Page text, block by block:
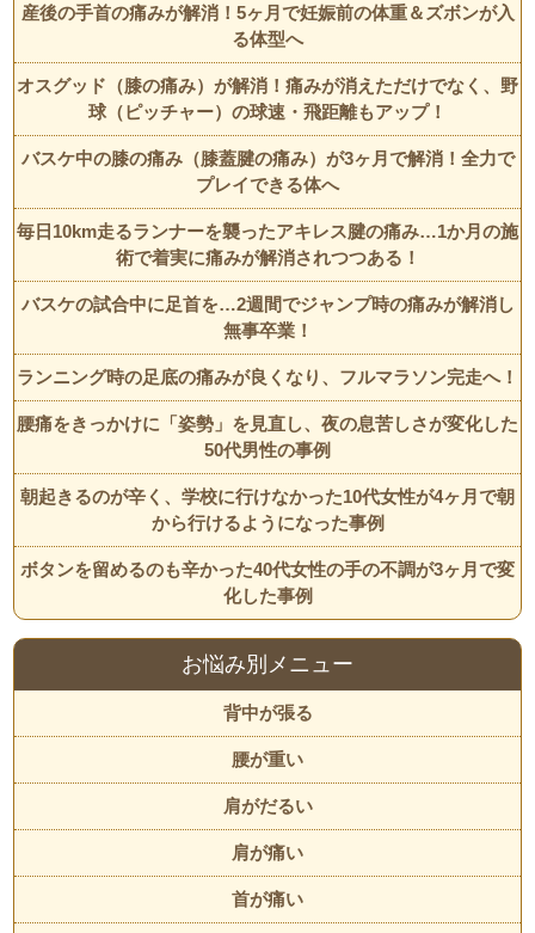
産後の手首の痛みが解消！5ヶ月で妊娠前の体重＆ズボンが入
る体型へ
オスグッド（膝の痛み）が解消！痛みが消えただけでなく、野
球（ピッチャー）の球速・飛距離もアップ！
バスケ中の膝の痛み（膝蓋腱の痛み）が3ヶ月で解消！全力で
プレイできる体へ
毎日10km走るランナーを襲ったアキレス腱の痛み…1か月の施
術で着実に痛みが解消されつつある！
バスケの試合中に足首を…2週間でジャンプ時の痛みが解消し
無事卒業！
ランニング時の足底の痛みが良くなり、フルマラソン完走へ！
腰痛をきっかけに「姿勢」を見直し、夜の息苦しさが変化した
50代男性の事例
朝起きるのが辛く、学校に行けなかった10代女性が4ヶ月で朝
から行けるようになった事例
ボタンを留めるのも辛かった40代女性の手の不調が3ヶ月で変
化した事例
お悩み別メニュー
背中が張る
腰が重い
肩がだるい
肩が痛い
首が痛い